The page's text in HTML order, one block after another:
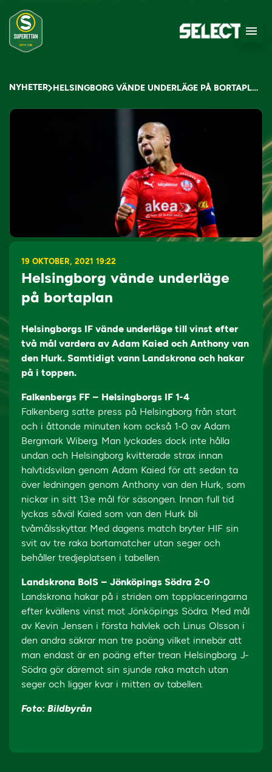
NYHETER HELSINGBORG VÄNDE UNDERLÄGE PÅ BORTAPLAN
19 OKTOBER, 2021 19:22
Helsingborg vände underläge
på bortaplan
Helsingborgs IF vände underläge till vinst efter
två mål vardera av Adam Kaied och Anthony van
den Hurk. Samtidigt vann Landskrona och hakar
på i toppen.
Falkenbergs FF – Helsingborgs IF 1-4
Falkenberg satte press på Helsingborg från start
och i åttonde minuten kom också 1-0 av Adam
Bergmark Wiberg. Man lyckades dock inte hålla
undan och Helsingborg kvitterade strax innan
halvtidsvilan genom Adam Kaied för att sedan ta
över ledningen genom Anthony van den Hurk, som
nickar in sitt 13:e mål för säsongen. Innan full tid
lyckas såväl Kaied som van den Hurk bli
tvåmålsskyttar. Med dagens match bryter HIF sin
svit av tre raka bortamatcher utan seger och
behåller tredjeplatsen i tabellen.
Landskrona BoIS – Jönköpings Södra 2-0
Landskrona hakar på i striden om topplaceringarna
efter kvällens vinst mot Jönköpings Södra. Med mål
av Kevin Jensen i första halvlek och Linus Olsson i
den andra säkrar man tre poäng vilket innebär att
man endast är en poäng efter trean Helsingborg. J-
Södra gör däremot sin sjunde raka match utan
seger och ligger kvar i mitten av tabellen.
Foto: Bildbyrån